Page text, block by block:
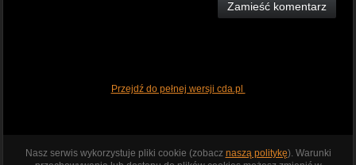
Zamieść komentarz
Przejdź do pełnej wersji cda.pl
Nasz serwis wykorzystuje pliki cookie (zobacz naszą politykę). Warunki